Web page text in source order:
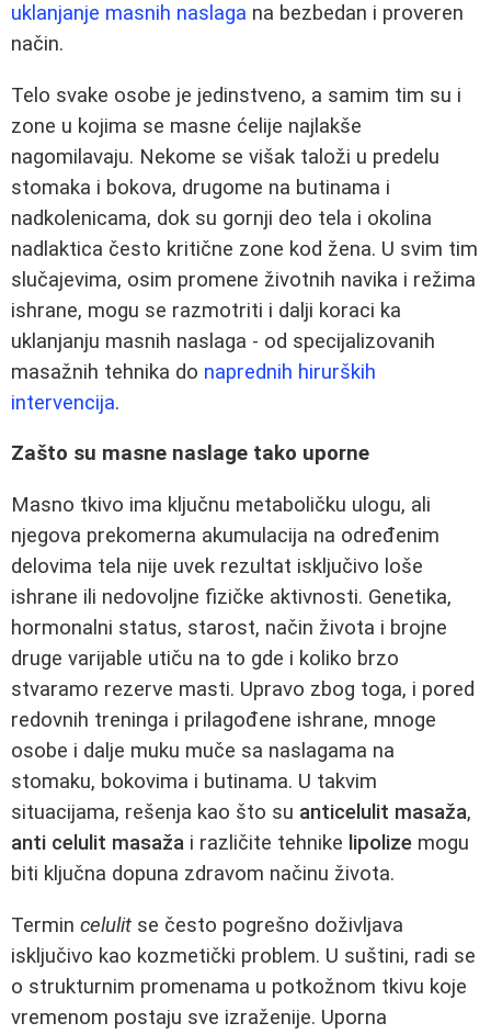
uklanjanje masnih naslaga na bezbedan i proveren
način.
Telo svake osobe je jedinstveno, a samim tim su i
zone u kojima se masne ćelije najlakše
nagomilavaju. Nekome se višak taloži u predelu
stomaka i bokova, drugome na butinama i
nadkolenicama, dok su gornji deo tela i okolina
nadlaktica često kritične zone kod žena. U svim tim
slučajevima, osim promene životnih navika i režima
ishrane, mogu se razmotriti i dalji koraci ka
uklanjanju masnih naslaga - od specijalizovanih
masažnih tehnika do naprednih hirurških
intervencija.
Zašto su masne naslage tako uporne
Masno tkivo ima ključnu metaboličku ulogu, ali
njegova prekomerna akumulacija na određenim
delovima tela nije uvek rezultat isključivo loše
ishrane ili nedovoljne fizičke aktivnosti. Genetika,
hormonalni status, starost, način života i brojne
druge varijable utiču na to gde i koliko brzo
stvaramo rezerve masti. Upravo zbog toga, i pored
redovnih treninga i prilagođene ishrane, mnoge
osobe i dalje muku muče sa naslagama na
stomaku, bokovima i butinama. U takvim
situacijama, rešenja kao što su anticelulit masaža,
anti celulit masaža i različite tehnike lipolize mogu
biti ključna dopuna zdravom načinu života.
Termin celulit se često pogrešno doživljava
isključivo kao kozmetički problem. U suštini, radi se
o strukturnim promenama u potkožnom tkivu koje
vremenom postaju sve izraženije. Uporna